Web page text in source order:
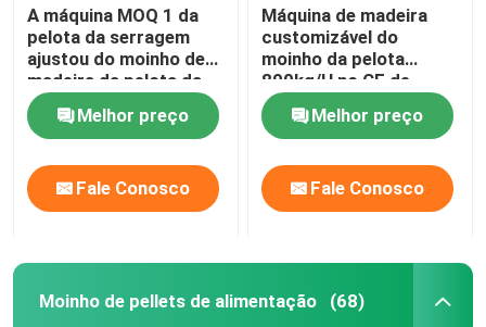
A máquina MOQ 1 da
pelota da serragem
ajustou do moinho de
madeira da pelota da
tensão 380V a cor
customizávelMelhor preço
Fale Conosco
Máquina de madeira
customizável do
moinho da pelota
800kg/H no CE de
madeira do caso
Melhor preço
Fale Conosco
Moinho de pellets de alimentação (68)